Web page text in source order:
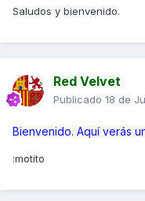
Saludos y bienvenido.
Red Velvet
Publicado 18 de
Bienvenido. Aquí verás
:motito